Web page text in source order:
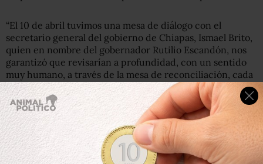
“El 10 de abril tuvimos una mesa de diálogo con el
secretario general del gobierno de Chiapas, Ismael Brito,
quien en nombre del gobernador Rutilio Escandón, nos
garantizó que revisarían a profundidad, con un sentido
muy humano, a través de la mesa de reconciliación, cada
expediente de nuestros familiares”.
La hermana de Juan dice que Brito les pidió levantar la
huelga de hambre. Así lo hicieron los presos. El 15 de abril
iniciaron el ayuno, y acordaron dar un plazo de 20 días al
gobierno para que demostrara su buena voluntad.